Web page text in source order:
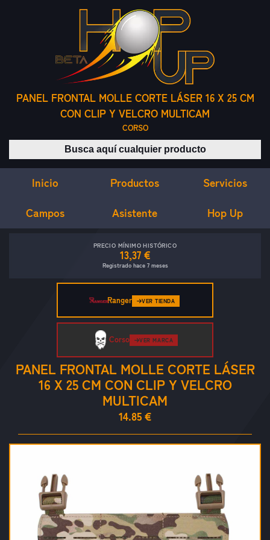
PANEL FRONTAL MOLLE CORTE LÁSER 16 X 25 CM
CON CLIP Y VELCRO MULTICAM
CORSO
Buscar productos
Inicio Productos Servicios
Campos Asistente Hop Up
PRECIO MÍNIMO HISTÓRICO
13,37 €
Registrado hace 7 meses
Ranger VER TIENDA
PANEL FRONTAL MOLLE CORTE LÁSER
16 X 25 CM CON CLIP Y VELCRO
MULTICAM
14.85 €
Corso VER MARCA